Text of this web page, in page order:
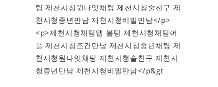
팅 제천시청원나잇채팅 제천시청술친구 제
천시청중년만남 제천시청비밀만남</p>
<p>제천시청채팅앱 불팅 제천시청채팅어
플 제천시청조건만남 제천시청중년채팅 제
천시청원나잇채팅 제천시청술친구 제천시
청중년만남 제천시청비밀만남</p&gt